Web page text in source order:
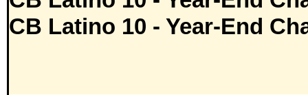
CB Latino 10 - Year-End